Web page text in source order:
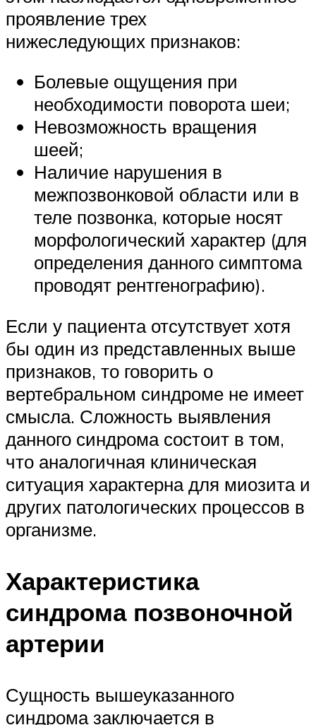
проявление трех
нижеследующих признаков:
Болевые ощущения при
необходимости поворота шеи;
Невозможность вращения
шеей;
Наличие нарушения в
межпозвонковой области или в
теле позвонка, которые носят
морфологический характер (для
определения данного симптома
проводят рентгенографию).
Если у пациента отсутствует хотя
бы один из представленных выше
признаков, то говорить о
вертебральном синдроме не имеет
смысла. Сложность выявления
данного синдрома состоит в том,
что аналогичная клиническая
ситуация характерна для миозита и
других патологических процессов в
организме.
Характеристика
синдрома позвоночной
артерии
Сущность вышеуказанного
синдрома заключается в